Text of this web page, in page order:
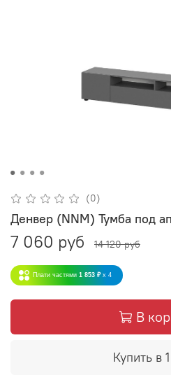
(0)
Денвер (NNM) Тумба под
7 060 руб 14 120 руб
Плати частями 1 853 ₽ x 4
В
Купить в